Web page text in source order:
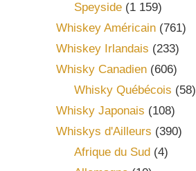
Speyside(1 159)
Whiskey Américain (761)
Whiskey Irlandais (233)
Whisky Canadien (606)
Whisky Québécois (58)
Whisky Japonais (108)
Whiskys d'Ailleurs (390)
Afrique du Sud (4)